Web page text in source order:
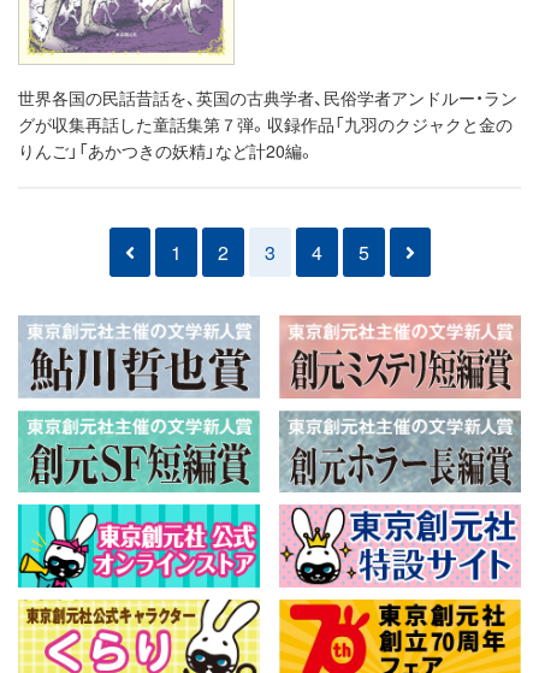
世界各国の民話昔話を、英国の古典学者、民俗学者アンドルー・ラン
グが収集再話した童話集第７弾。収録作品「九羽のクジャクと金の
りんご」「あかつきの妖精」など計20編。
1 2 3 4 5